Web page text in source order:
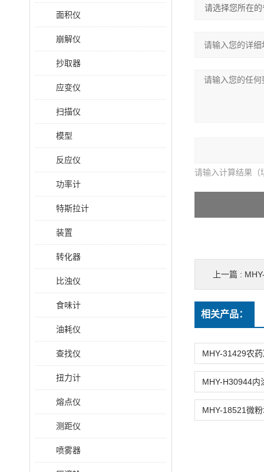
面积仪
崩解仪
抄取器
应变仪
扫描仪
模型
反应仪
功率计
特斯拉计
装置
转化器
比浊仪
食味计
油耗仪
查找仪
扭力计
熔点仪
测距仪
喷雾器
请输入计算结果（
上一篇 :
相关产品：